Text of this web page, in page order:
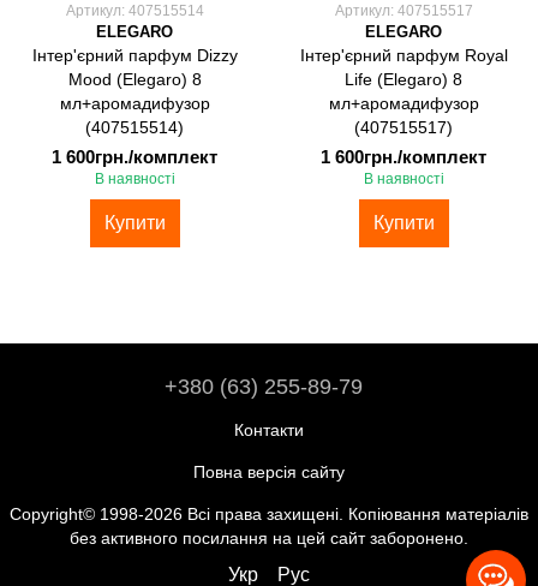
Артикул: 407515514
ELEGARO
Інтер'єрний парфум Dizzy
Mood (Elegaro) 8
мл+аромадифузор
(407515514)
1 600грн./комплект
В наявності
Купити
Артикул: 407515517
ELEGARO
Інтер'єрний парфум Royal
Life (Elegaro) 8
мл+аромадифузор
(407515517)
1 600грн./комплект
В наявності
Купити
+380 (63) 255-89-79
Контакти
Повна версія сайту
Copyright© 1998-2026 Всі права захищені. Копіювання матеріалів
без активного посилання на цей сайт заборонено.
Укр Рус